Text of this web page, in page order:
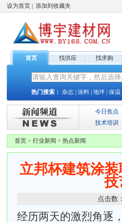
设为首页 添加到收藏夹
首页 找供应 找求购
热门搜索： 杂志 涂料 地坪 保温
今日焦点
技术培训
首页 > 行业新闻 > 热点新闻
立邦杯建筑涂
技
点击数：
经历两天的激烈角逐，